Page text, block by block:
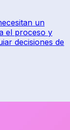
un
el proceso y
decisiones de